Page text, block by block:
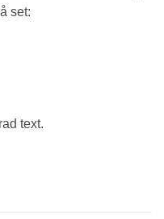
set:
text.